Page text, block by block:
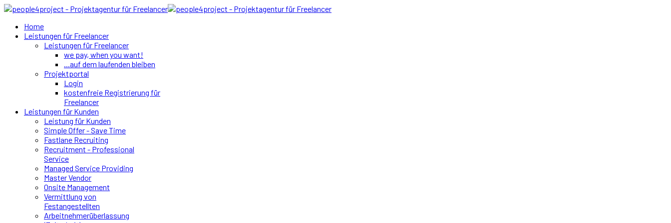
Home
Leistungen für Freelancer
Leistungen für Freelancer
we pay, when you want!
...auf dem laufenden bleiben
Projektportal
Login
kostenfreie Registrierung für
Freelancer
Leistungen für Kunden
Leistung für Kunden
Simple Offer - Save Time
Fastlane Recruiting
Recruitment - Professional
Service
Managed Service Providing
Master Vendor
Onsite Management
Vermittlung von
Festangestellten
Arbeitnehmerüberlassung